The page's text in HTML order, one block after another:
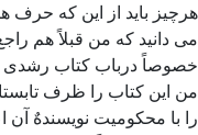
هرچیز باید از این که
می دانید که من قبلاً هم
خصوصاً درباب کتاب رشدی
من این کتاب را ظرف
را با محکومیت نویسندهٌ آن